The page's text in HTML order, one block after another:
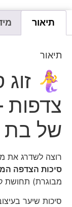
תיאור
תיאור
🧜‍♀️
צדפות
של בת
רוצה לשדרג את
סיכות הצדפה
מבוגרת) תחושת
סיכות שיער